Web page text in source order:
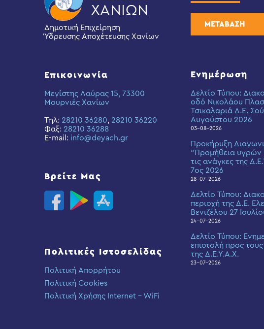
Δημοτική Επιχείρηση
Ύδρευσης Αποχέτευσης Χανίων
Επικοινωνία
Μεγίστης Λαύρας 15, 73300
Μουρνιές Χανίων
Τηλ: 28210 36280, 28210 36220
Φαξ: 28210 36288
E-mail: info@deyach.gr
Βρείτε Μας
Πολιτικές Ιστοσελίδας
Πολιτική Απορρήτου
Πολιτική Cookies
Πολιτική Χρήσης Internet – WiFi
ΜΕΤΑΒΑΣΗ
Ενημέρωση
Δελτίο Τύπου:
οδό Νικολάου
Τσικαλαριά Δ.Ε.
Αυγούστου 2026
03-08-2026
Προκήρυξη
“Προμήθεια υγρών
τις ανάγκες της
7ος 2026
28-07-2026
Δελτίο Τύπου:
περιοχή της Δ.Ε.
Βενιζέλου 27
24-07-2026
Δελτίο Τύπου:
επιστολή προς
της Δ.Ε.Υ.Α.Χ.
23-07-2026